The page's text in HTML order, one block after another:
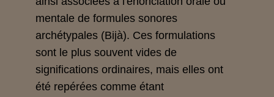
mentale de formules sonores
archétypales (Bijà). Ces formulations
sont le plus souvent vides de
significations ordinaires, mais elles ont
été repérées comme étant